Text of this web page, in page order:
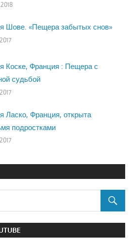
Шове. «Пещера забытых снов»
Коске, Франция : Пещера с
судьбой
Ласко, Франция, открыта
подростками